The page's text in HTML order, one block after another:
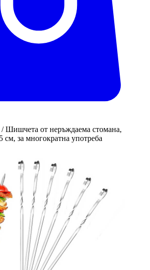
/ Шишчета от неръждаема стомана,
см, за многократна употреба